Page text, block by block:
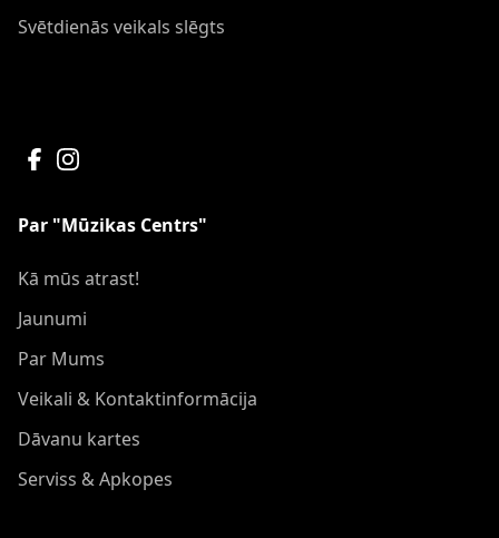
Svētdienās veikals slēgts
Par "Mūzikas Centrs"
Kā mūs atrast!
Jaunumi
Par Mums
Veikali & Kontaktinformācija
Dāvanu kartes
Serviss & Apkopes